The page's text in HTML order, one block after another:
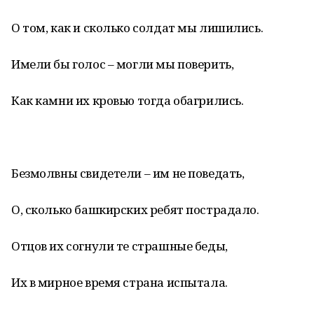
О том, как и сколько солдат мы лишились.
Имели бы голос – могли мы поверить,
Как камни их кровью тогда обагрились.
Безмолвны свидетели – им не поведать,
О, сколько башкирских ребят пострадало.
Отцов их согнули те страшные беды,
Их в мирное время страна испытала.